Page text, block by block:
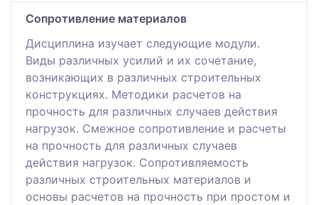
Сопротивление материалов
Дисциплина изучает следующие модули.
Виды различных усилий и их сочетание,
возникающих в различных строительных
конструкциях. Методики расчетов на
прочность для различных случаев действия
нагрузок. Смежное сопротивление и расчеты
на прочность для различных случаев
действия нагрузок. Сопротивляемость
различных строительных материалов и
основы расчетов на прочность при простом и